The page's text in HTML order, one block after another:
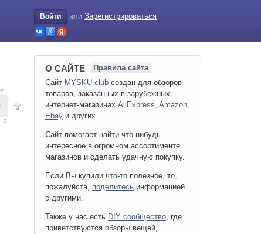
Войти или Зарегистрироваться
0
О САЙТЕ
Правила сайта
Сайт MYSKU.club cоздан для обзоров
товаров, заказанных в зарубежных
интернет-магазинах AliExpress, Amazon,
Ebay и других.
Сайт помогает найти что-нибудь
интересное в огромном ассортименте
магазинов и сделать удачную покупку.
Если Вы купили что-то полезное, то,
пожалуйста, поделитесь информацией
с другими.
Также у нас есть DIY сообщество, где
приветствуются обзоры вещей,